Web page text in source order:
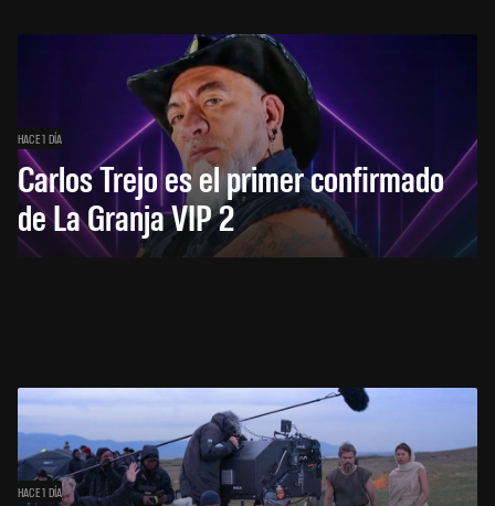
HACE 1 DÍA
Carlos Trejo es el primer confirmado
de La Granja VIP 2
HACE 1 DÍA